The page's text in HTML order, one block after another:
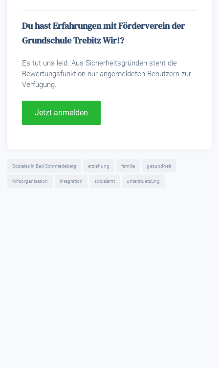
Du hast Erfahrungen mit Förderverein der
Grundschule Trebitz Wir!?
Es tut uns leid. Aus Sicherheitsgründen steht die
Bewertungsfunktion nur angemeldeten Benutzern zur
Verfügung.
Jetzt anmelden
Soziales in Bad Schmiedeberg erziehung familie gesundheit
hilfsorganisation integration sozialamt unterstuetzung